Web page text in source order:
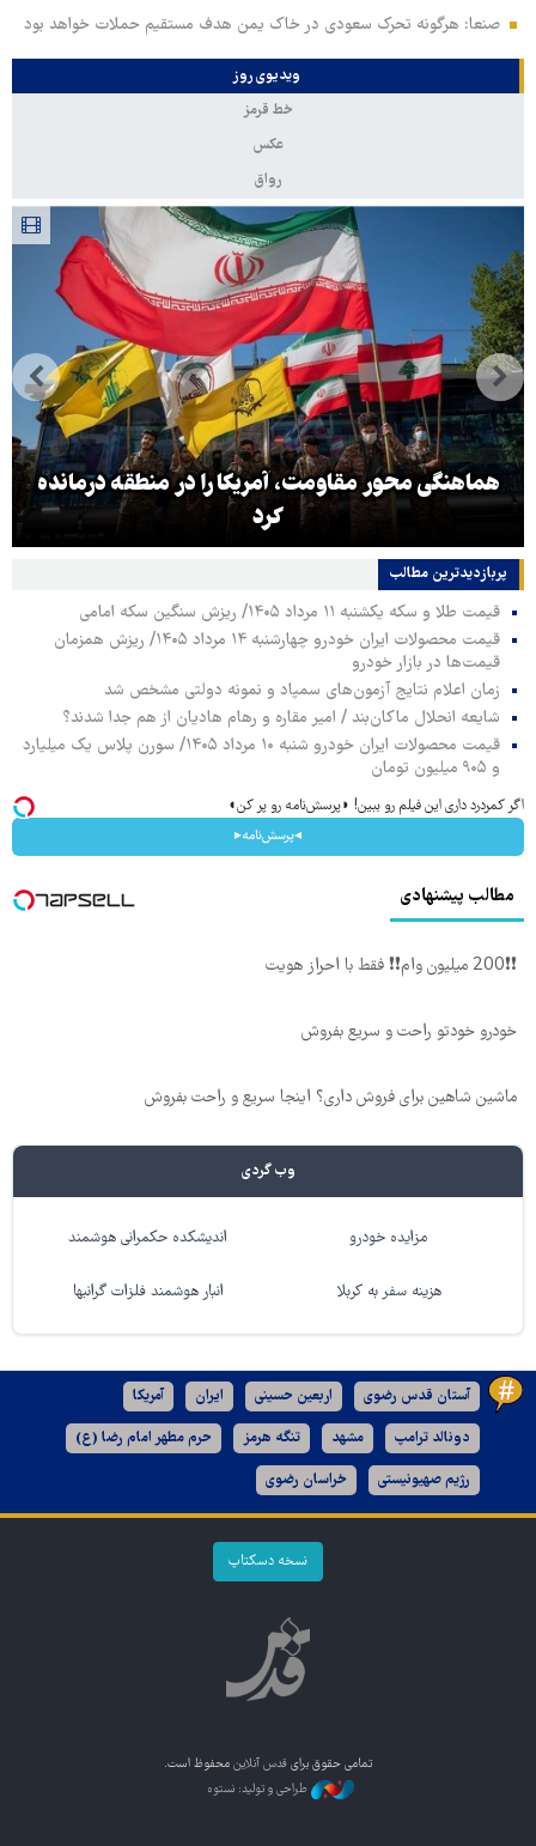
صنعا: هرگونه تحرک سعودی در خاک یمن هدف مستقیم حملات خواهد بود
ویدیوی روز
خط قرمز
عکس
رواق
هماهنگی محور مقاومت، آمریکا را در منطقه درمانده
کرد
پربازدیدترین‌ مطالب
قیمت طلا و سکه یکشنبه ۱۱ مرداد ۱۴۰۵/ ریزش سنگین سکه امامی
قیمت محصولات ایران خودرو چهارشنبه ۱۴ مرداد ۱۴۰۵/ ریزش همزمان
قیمت‌ها در بازار خودرو
زمان اعلام نتایج آزمون‌های سمپاد و نمونه دولتی مشخص شد
شایعه انحلال ماکان‌بند / امیر مقاره و رهام هادیان از هم جدا شدند؟
قیمت محصولات ایران خودرو شنبه ۱۰ مرداد ۱۴۰۵/ سورن پلاس یک میلیارد
و ۹۰۵ میلیون تومان
اگر کمردرد داری این فیلم رو ببین! ◗پرسش‌نامه رو پر کن◖
◂پرسش‌نامه▸
مطالب پیشنهادی
❗❗200 میلیون وام❗❗ فقط با احراز هویت
خودرو خودتو راحت و سریع بفروش
ماشین شاهین برای فروش داری؟ اینجا سریع و راحت بفروش
وب گردی
مزایده خودرو اندیشکده حکمرانی هوشمند
هزینه سفر به کربلا انبار هوشمند فلزات گرانبها
آستان قدس رضوی اربعین حسینی ایران آمریکا
دونالد ترامپ مشهد تنگه هرمز حرم مطهر امام رضا (ع)
رژیم صهیونیستی خراسان رضوی
نسخه دسکتاپ
تمامی حقوق برای قدس آنلاین محفوظ است.
طراحی و تولید: نستوه